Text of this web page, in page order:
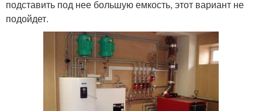
подставить под нее большую емкость, этот вариант не
подойдет.